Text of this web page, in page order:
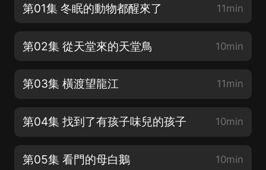
第01集 冬眠的動物都醒來了 11min
第02集 從天堂來的天堂鳥 10min
第03集 橫渡望龍江 11min
第04集 找到了有孩子味兒的孩子 10min
第05集 看門的母白鵝 10min